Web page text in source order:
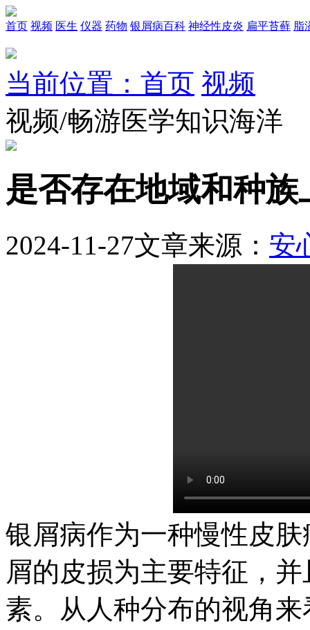
首页 视频 医生 仪器 药物 银屑病百科 神经性皮炎 扁平苔藓 脂
当前位置：首页 视频
视频/畅游医学知识海洋
是否存在地域和种族
2024-11-27文章来源： 安
银屑病作为一种慢性皮
屑的皮损为主要特征，
素。从人种分布的视角